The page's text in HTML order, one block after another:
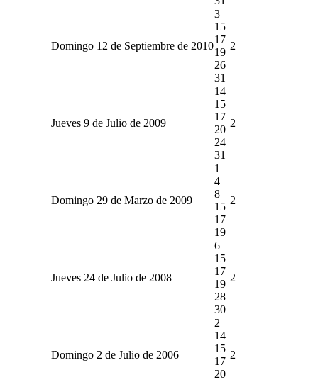
Domingo 12 de Septiembre de 2010
3
15
17
19
26
31
2
Jueves 9 de Julio de 2009
14
15
17
20
24
31
2
Domingo 29 de Marzo de 2009
1
4
8
15
17
19
2
Jueves 24 de Julio de 2008
6
15
17
19
28
30
2
Domingo 2 de Julio de 2006
2
14
15
17
20
2